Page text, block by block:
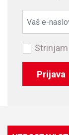
Prijava